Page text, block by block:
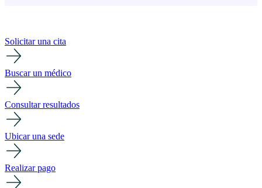
Solicitar una cita
Buscar un médico
Consultar resultados
Ubicar una sede
Realizar pago